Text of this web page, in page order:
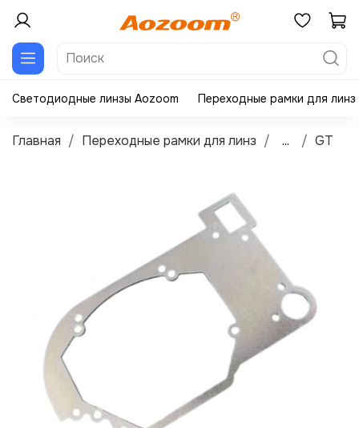
Светодиодные линзы Aozoom Переходные рамки для линз
Главная Переходные рамки для линз ... GT